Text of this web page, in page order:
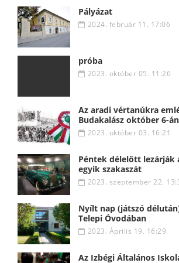
Pályázat
2024. február 11. 17:06
próba
2023. október 05. 11:26
Az aradi vértanúkra
Budakalász október 6-án
2023. október 03. 16:21
Péntek délelőtt lezárják
egyik szakaszát
2023. szeptember 22.
Nyílt nap (játszó
Telepi Óvodában
2023. Április 19. 16:29
Az Izbégi Általános